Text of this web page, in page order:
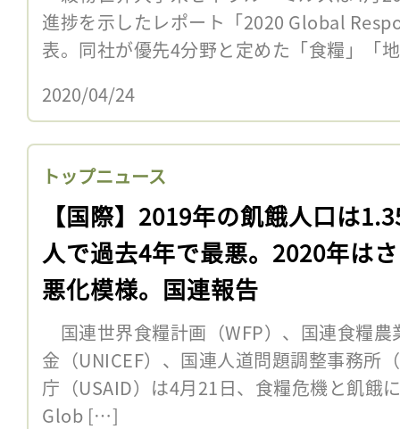
進捗を示したレポート「2020 Global
表。同社が優先4分野と定めた「食糧」「
2020/04/24
トップニュース
【国際】2019年の飢餓人口は
人で過去4年で最悪。2020年は
悪化模様。国連報告
国連世界食糧計画（WFP）、国連食糧農
金（UNICEF）、国連人道問題調整事務所
庁（USAID）は4月21日、食糧危機と飢餓
Glob […]